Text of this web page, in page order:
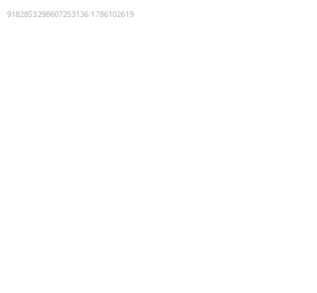
9182853298607253136:1786102619